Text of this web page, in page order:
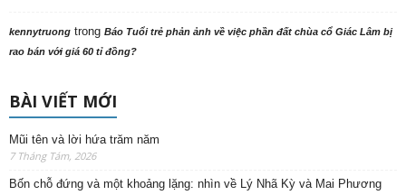
kennytruong trong Báo Tuổi trẻ phản ảnh về việc phần đất chùa cổ Giác Lâm bị
rao bán với giá 60 tỉ đồng?
BÀI VIẾT MỚI
Mũi tên và lời hứa trăm năm
7 Tháng Tám, 2026
Bốn chỗ đứng và một khoảng lặng: nhìn về Lý Nhã Kỳ và Mai Phương